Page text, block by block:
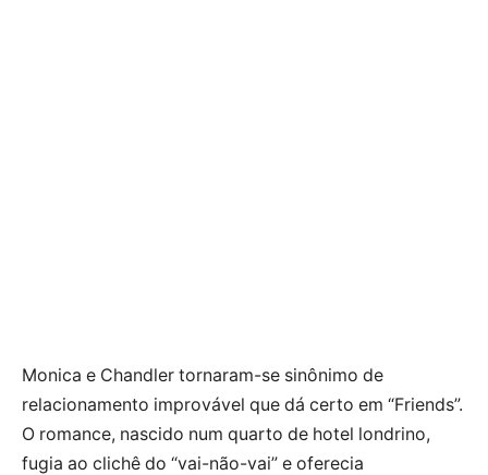
Monica e Chandler tornaram-se sinônimo de
relacionamento improvável que dá certo em “Friends”.
O romance, nascido num quarto de hotel londrino,
fugia ao clichê do “vai-não-vai” e oferecia